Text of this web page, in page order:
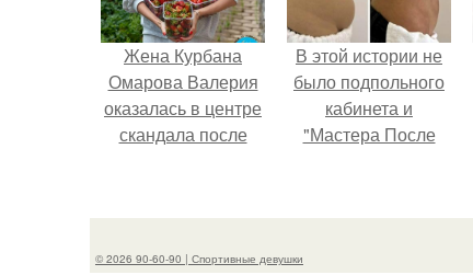
Жена Курбана
Омарова Валерия
оказалась в центре
скандала после
её
клинику.
В этой истории не
было подпольного
кабинета и
"Мастера После
© 2026 90-60-90 | Спортивные девушки